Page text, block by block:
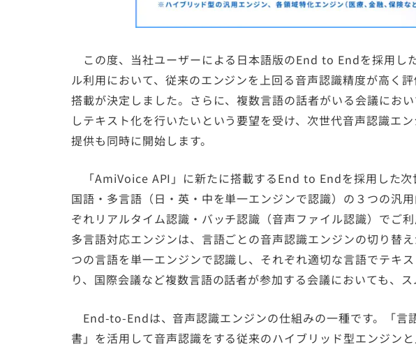
この度、当社ユーザーによる日本語版のEnd to Endを採用し
ル利用において、従来のエンジンを上回る音声認識精度が高く
搭載が決定しました。さらに、複数言語の話者がいる会議にお
しテキスト化を行いたいという要望を受け、次世代音声認識エ
提供も同時に開始します。
「AmiVoice API」に新たに搭載するEnd to Endを採用した次
国語・多言語（日・英・中を単一エンジンで認識）の３つの汎
ぞれリアルタイム認識・バッチ認識（音声ファイル認識）でご利
多言語対応エンジンは、言語ごとの音声認識エンジンの切り替
つの言語を単一エンジンで認識し、それぞれ適切な言語でテキ
り、国際会議など複数言語の話者が参加する会議においても、ス
End-to-Endは、音声認識エンジンの仕組みの一種です。「言
書」を活用して音声認識をする従来のハイブリッド型エンジン